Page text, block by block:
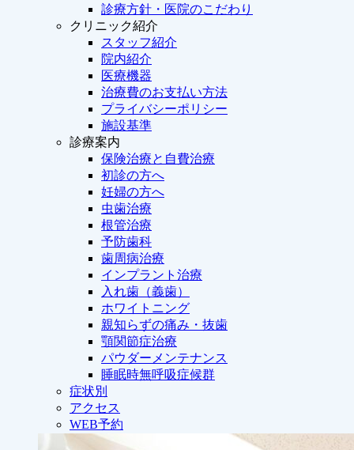
診療方針・医院のこだわり
クリニック紹介
スタッフ紹介
院内紹介
医療機器
治療費のお支払い方法
プライバシーポリシー
施設基準
診療案内
保険治療と自費治療
初診の方へ
妊婦の方へ
虫歯治療
根管治療
予防歯科
歯周病治療
インプラント治療
入れ歯（義歯）
ホワイトニング
親知らずの痛み・抜歯
顎関節症治療
パウダーメンテナンス
睡眠時無呼吸症候群
症状別
アクセス
WEB予約